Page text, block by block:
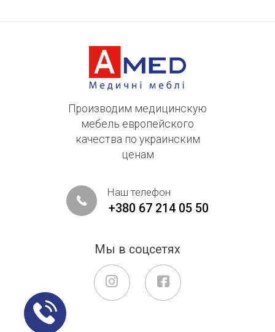
Производим медицинскую
мебель европейского
качества по украинским
ценам
Наш телефон
+380 67 214 05 50
Мы в соцсетях